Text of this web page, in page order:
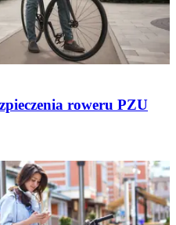
roweru PZU